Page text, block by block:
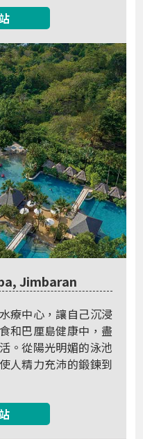
Jimbaran
療中心，讓自己沉浸
和巴厘島健康中，盡
。從陽光明媚的泳池
人精力充沛的鍛鍊到